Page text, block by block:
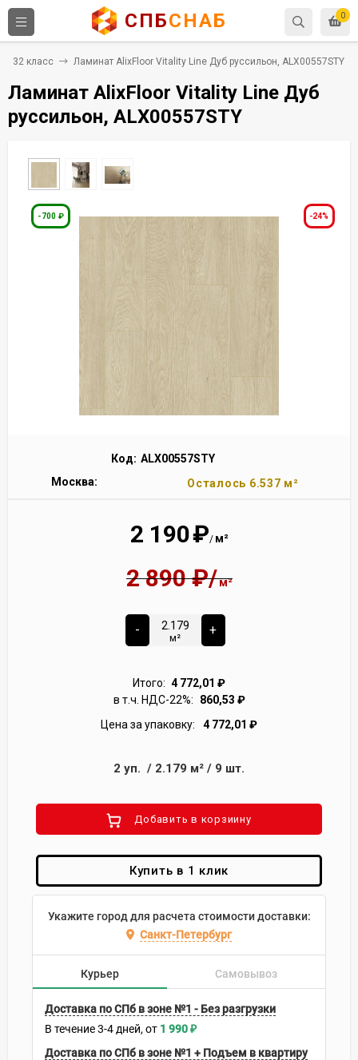
0
СПБСНАБ
32 класс Ламинат AlixFloor Vitality Line Дуб руссильон, ALX00557STY
Ламинат AlixFloor Vitality Line Дуб
руссильон, ALX00557STY
-24%
-700₽
Код: ALX00557STY
Москва:
Осталось 6.537 м²
2 190₽/ м²
2 890 ₽/м²
-
м²
+
Итого: 4 772,01 ₽
в т.ч. НДС-22%:
860,53 ₽
Цена за упаковку:
4 772,01 ₽
2 уп. / 2.179 м² / 9 шт.
Добавить в корзиину
Купить в 1 клик
Укажите город для расчета стоимости доставки:
Санкт-Петербург
Курьер Самовывоз
Доставка по СПб в зоне №1 - Без разгрузки
В течение3-4 дней 1 990₽
Доставка по СПб в зоне №1 + Подъем в квартиру